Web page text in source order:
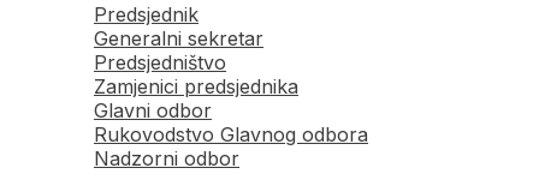
Predsjednik
Generalni sekretar
Predsjedništvo
Zamjenici predsjednika
Glavni odbor
Rukovodstvo Glavnog odbora
Nadzorni odbor